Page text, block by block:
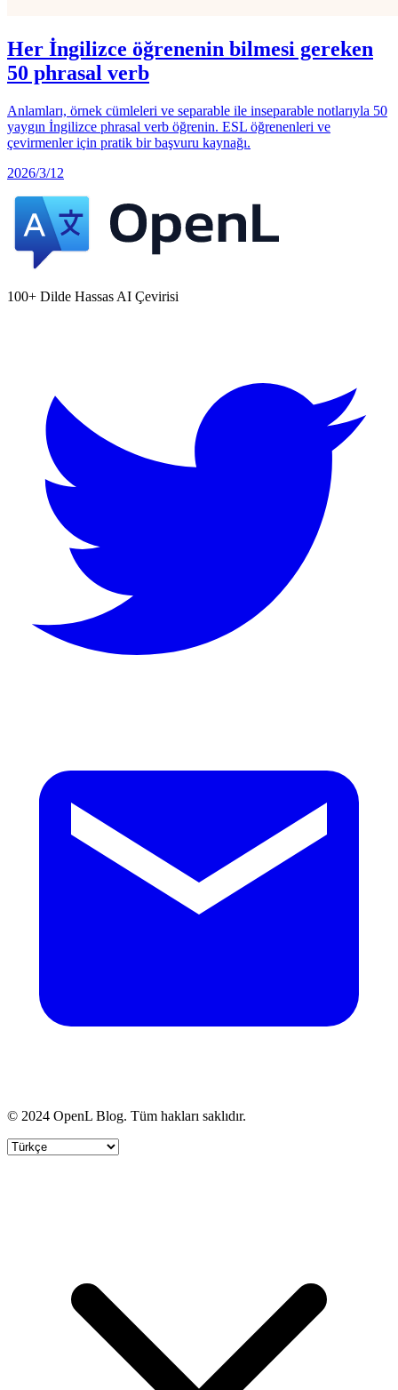
Her İngilizce öğrenenin bilmesi gereken
50 phrasal verb
Anlamları, örnek cümleleri ve separable ile inseparable notlarıyla 50
yaygın İngilizce phrasal verb öğrenin. ESL öğrenenleri ve
çevirmenler için pratik bir başvuru kaynağı.
2026/3/12
100+ Dilde Hassas AI Çevirisi
© 2024 OpenL Blog. Tüm hakları saklıdır.